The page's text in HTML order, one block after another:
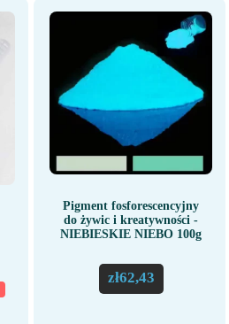
Pigment fosforescencyjny
do żywic i kreatywności -
NIEBIESKIE NIEBO 100g
zł62,43